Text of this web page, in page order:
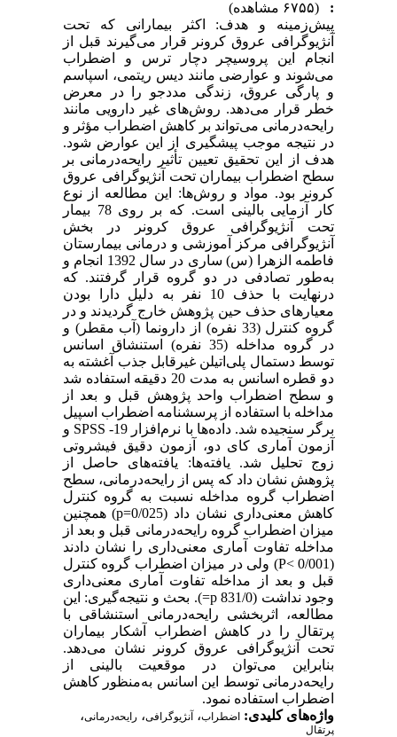
:
(۶۷۵۵ مشاهده)
پیش‌زمینه و هدف: اکثر بیمارانی که تحت
آنژیوگرافی عروق کرونر قرار می‌گیرند قبل از
انجام این پروسیچر دچار ترس و اضطراب
می‌شوند و عوارضی مانند دیس ریتمی، اسپاسم
و پارگی عروق، زندگی مددجو را در معرض
خطر قرار می‌دهد. روش‌های غیر دارویی مانند
رایحه‌درمانی می‌تواند بر کاهش اضطراب مؤثر و
در نتیجه موجب پیشگیری از این عوارض شود.
هدف از این تحقیق تعیین تأثیر رایحه‌درمانی بر
سطح اضطراب بیماران تحت آنژیوگرافی عروق
کرونر بود. مواد و روش‌ها: این مطالعه از نوع
کار آزمایی بالینی است. که بر روی 78 بیمار
تحت آنژیوگرافی عروق کرونر در بخش
آنژیوگرافی مرکز آموزشی و درمانی بیمارستان
فاطمه الزهرا (س) ساری در سال 1392 انجام و
به‌طور تصادفی در دو گروه قرار گرفتند. که
درنهایت با حذف 10 نفر به دلیل دارا بودن
معیارهای حذف حین پژوهش خارج گردیدند و در
گروه کنترل (33 نفره) از دارونما (آب مقطر) و
در گروه مداخله (35 نفره) استنشاق اسانس
توسط دستمال پلی‌اتیلن غیرقابل جذب آغشته به
دو قطره اسانس به مدت 20 دقیقه استفاده شد
و سطح اضطراب واحد پژوهش قبل و بعد از
مداخله با استفاده از پرسشنامه اضطراب اسپیل
برگر سنجیده شد. داده‌ها با نرم‌افزار 19- SPSS و
آزمون آماری کای دو، آزمون دقیق فیشروتی
زوج تحلیل شد. یافته‌ها: یافته‌های حاصل از
پژوهش نشان داد که پس از رایحه‌درمانی، سطح
اضطراب گروه مداخله نسبت به گروه کنترل
کاهش معنی‌داری نشان داد (p=0/025) همچنین
میزان اضطراب گروه رایحه‌درمانی قبل و بعد از
مداخله تفاوت آماری معنی‌داری را نشان دادند
(0/001 >P) ولی در میزان اضطراب گروه کنترل
قبل و بعد از مداخله تفاوت آماری معنی‌داری
وجود نداشت (831/0 p=). بحث و نتیجه‌گیری: این
مطالعه، اثربخشی رایحه‌درمانی استنشاقی با
پرتقال را در کاهش اضطراب آشکار بیماران
تحت آنژیوگرافی عروق کرونر نشان می‌دهد.
بنابراین می‌توان در موقعیت بالینی از
رایحه‌درمانی توسط این اسانس به‌منظور کاهش
اضطراب استفاده نمود.
واژه‌های کلیدی: اضطراب، آنژیوگرافی، رایحه‌درمانی،
پرتقال